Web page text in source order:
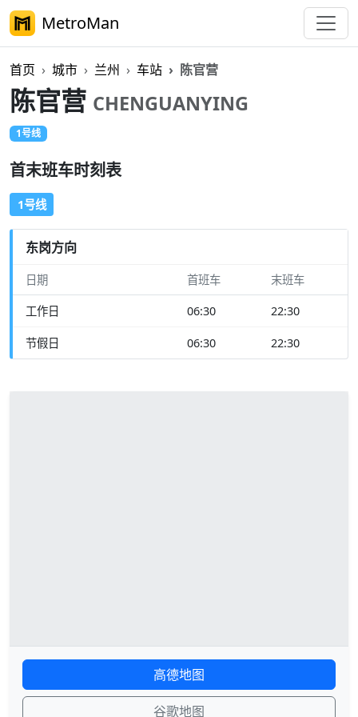
MetroMan
首页 城市 兰州 车站 陈官营
陈官营 CHENGUANYING
1号线
首末班车时刻表
1号线
东岗方向
日期 首班车 末班车
工作日 06:30 22:30
节假日 06:30 22:30
高德地图
谷歌地图